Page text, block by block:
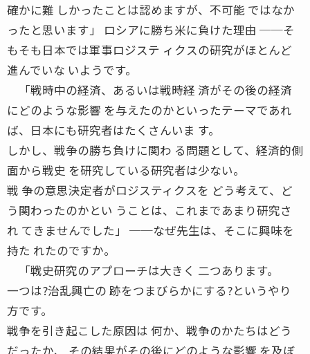
確かに難 しかったことは認めますが、不可能 ではなか
ったと思います」 ロシアに勝ち米に負けた理由 ──そ
もそも日本では軍事ロジステ ィクスの研究がほとんど
進んでいな いようです。
「戦時中の経済、あるいは戦時経 済がその後の経済
にどのような影響 を与えたのかといったテーマであれ
ば、日本にも研究者はたくさんいま す。
しかし、戦争の勝ち負けに関わ る問題として、経済的側
面から戦史 を研究している研究者は少ない。
戦 争の意思決定者がロジスティクスを どう考えて、ど
う関わったのかとい うことは、これまであまり研究さ
れ てきませんでした」 ──なぜ先生は、そこに興味を
持た れたのですか。
「戦史研究のアプローチは大きく 二つあります。
一つは?治乱興亡の 跡をつまびらかにする?というやり
方です。
戦争を引き起こした原因は 何か、戦争のかたちはどう
だったか、 その結果がその後にどのような影響 を及ぼ